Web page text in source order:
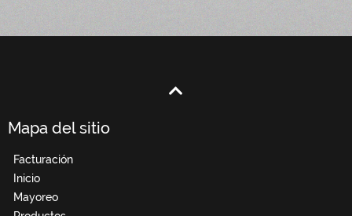
Mapa del sitio
Facturación
Inicio
Mayoreo